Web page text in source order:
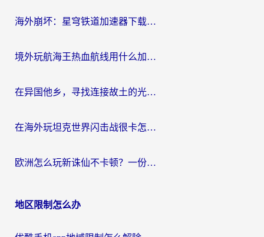
海外崩坏：星穹铁道加速器下载安装：一份给游子的终极网络指南
境外玩航海王热血航线用什么加速器？2026海外玩家实测最优方案（附欧洲问道堡垒前线加速技巧）
在异国他乡，寻找连接故土的光明大陆免费加速器
在海外玩坦克世界闪击战很卡怎么办？老玩家亲测有效的加速器选择指南
欧洲怎么玩新诛仙不卡顿？一份给海外游子的国服游戏畅玩指南
地区限制怎么办